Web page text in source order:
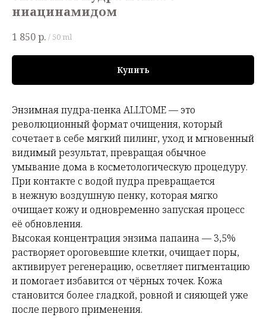
ниацинамидом
1 850р. / 50 ml
Купить
Энзимная пудра-пенка ALLTOME — это
революционный формат очищения, который
сочетает в себе мягкий пилинг, уход и мгновенный
видимый результат, превращая обычное
умывание дома в косметологическую процедуру.
При контакте с водой пудра превращается
в нежную воздушную пенку, которая мягко
очищает кожу и одновременно запуская процесс
её обновления.
Высокая концентрация энзима папаина — 3,5%
растворяет ороговевшие клетки, очищает поры,
активирует регенерацию, осветляет пигментацию
и помогает избавится от чёрных точек. Кожа
становится более гладкой, ровной и сияющей уже
после первого применения.